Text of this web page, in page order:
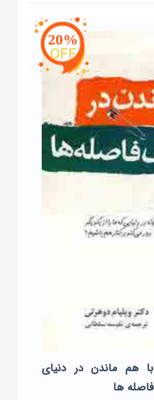
20%
OFF
با هم ماندن در دنیای
فاصله ها